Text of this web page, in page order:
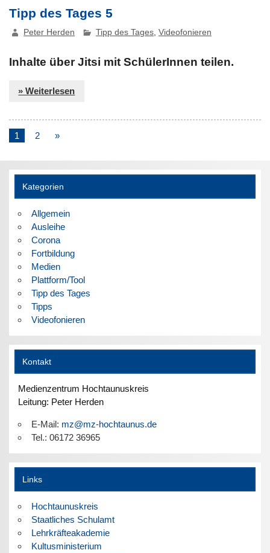
Tipp des Tages 5
Peter Herden Tipp des Tages ,Videofonieren
Inhalte über Jitsi mit SchülerInnen teilen.
» Weiterlesen
1 2 »
Kategorien
Allgemein
Ausleihe
Corona
Fortbildung
Medien
Plattform/Tool
Tipp des Tages
Tipps
Videofonieren
Kontakt
Medienzentrum Hochtaunuskreis
Leitung: Peter Herden
E-Mail: mz@mz-hochtaunus.de
Tel.: 06172 36965
Links
Hochtaunuskreis
Staatliches Schulamt
Lehrkräfteakademie
Kultusministerium